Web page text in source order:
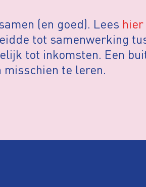
(en goed). Lees hier
tot samenwerking
tot inkomsten. Een
te leren.